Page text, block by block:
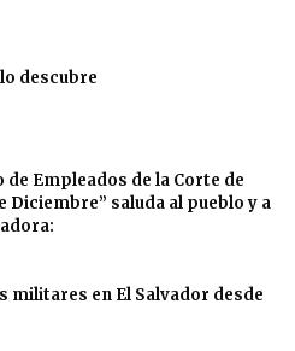
descubre
Empleados de la Corte de
Diciembre” saluda al pueblo y a
militares en El Salvador desde